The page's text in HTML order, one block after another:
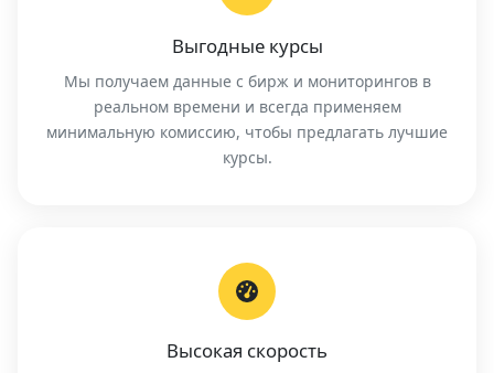
Выгодные курсы
Мы получаем данные с бирж и мониторингов в
реальном времени и всегда применяем
минимальную комиссию, чтобы предлагать лучшие
курсы.
Высокая скорость